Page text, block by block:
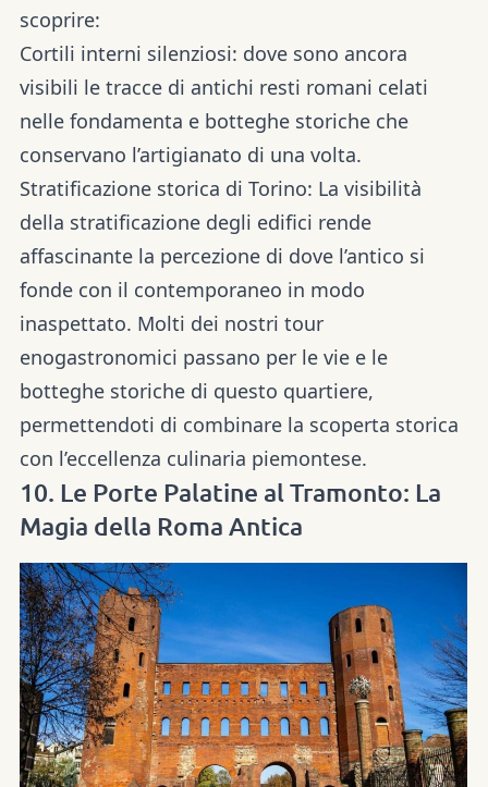
scoprire:
Cortili interni silenziosi: dove sono ancora
visibili le tracce di antichi resti romani celati
nelle fondamenta e botteghe storiche che
conservano l’artigianato di una volta.
Stratificazione storica di Torino: La visibilità
della stratificazione degli edifici rende
affascinante la percezione di dove l’antico si
fonde con il contemporaneo in modo
inaspettato. Molti dei nostri tour
enogastronomici passano per le vie e le
botteghe storiche di questo quartiere,
permettendoti di combinare la scoperta storica
con l’eccellenza culinaria piemontese.
10. Le Porte Palatine al Tramonto: La
Magia della Roma Antica